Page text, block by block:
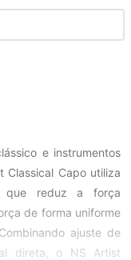
e instrumentos
Classical Capo utiliza
que reduz a força
de forma uniforme
ajuste de
direta, o NS Artist